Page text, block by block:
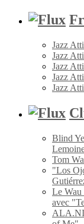
Jazz
Jazz
Jazz
Jazz
Jazz
Blind
Tom
"Los
Le Wau
avec
ALA.NI